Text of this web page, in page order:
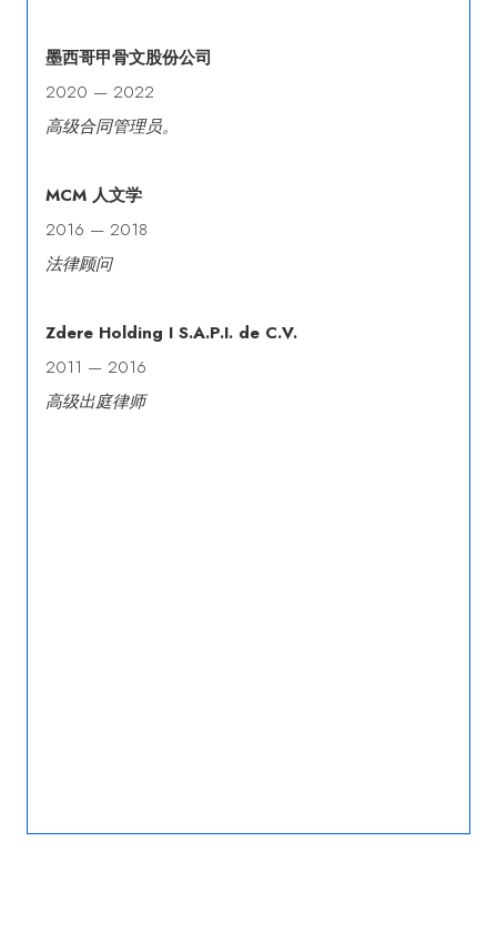
墨西哥甲骨文股份公司
2020 — 2022
高级合同管理员。
MCM 人文学
2016 — 2018
法律顾问
Zdere Holding I S.A.P.I. de C.V.
2011 — 2016
高级出庭律师